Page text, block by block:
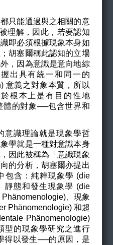
只能通過與之相關的意
理解，因此，若要認知
即必須根據現象本身如
胡塞爾稱此認知的立場
，因為意識是意向地綜
出具有統一和同一的
意義之對象本質，所以
根本上是有目的性地
體的對象──包含世界和
意識理論就是現象學哲
學就是一種對意識本身
因此被稱為「意識現象
的分析，胡塞爾亦提出
包含：純粹現象學 (die
靜態和發生現象學 (die
、現象
Phänomenologie) 和超
Phänomenologie)
型的現象學研究之進行
得以發生──的原因，是